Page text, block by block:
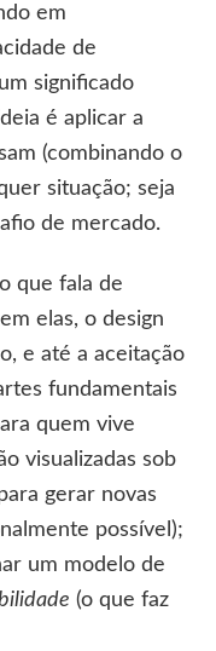
em
de
significado
é aplicar a
(combinando o
situação; seja
de mercado.
que fala de
elas, o design
e até a aceitação
fundamentais
quem vive
visualizadas sob
gerar novas
possível);
um modelo de
(o que faz